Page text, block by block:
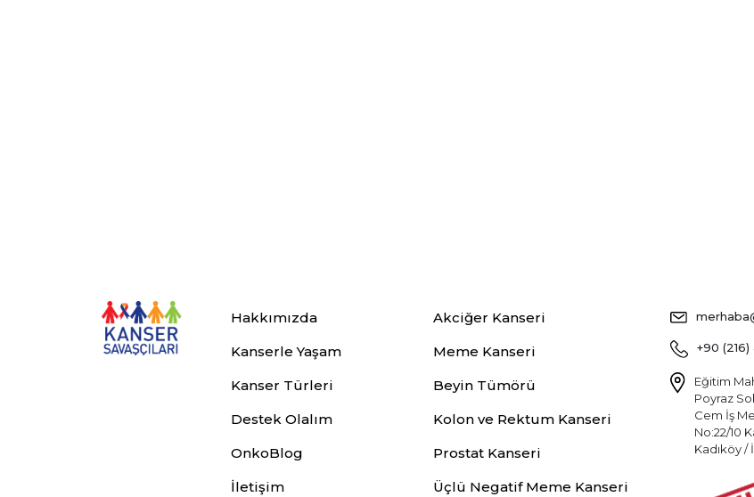
Hakkımızda
Kanserle Yaşam
Kanser Türleri
Destek Olalım
OnkoBlog
İletişim
Akciğer Kanseri
Meme Kanseri
Beyin Tümörü
Kolon ve Rektum Kanseri
Prostat Kanseri
Üçlü Negatif Meme Kanseri
+90
Eğitim
Poyraz
Cem İş
No:22/10
Kadıköy /